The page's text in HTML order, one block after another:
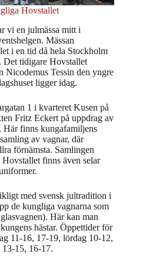
Hovstallet
vi en julmässa mitt i
Mässan
i en tid då hela Stockholm
Det tidigare Hovstallet
Nicodemus Tessin den yngre
ligger idag.
1 i kvarteret Kusen på
Fritz Eckert på uppdrag av
Här finns kungafamiljens
av vagnar, där
förnämsta. Samlingen
finns även selar
med svensk jultradition i
de kungliga vagnarna som
Här kan man
hästar. Öppettider för
11-16, 17-19, lördag 10-12,
15, 16-17.